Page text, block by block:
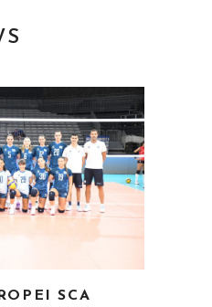
SCA